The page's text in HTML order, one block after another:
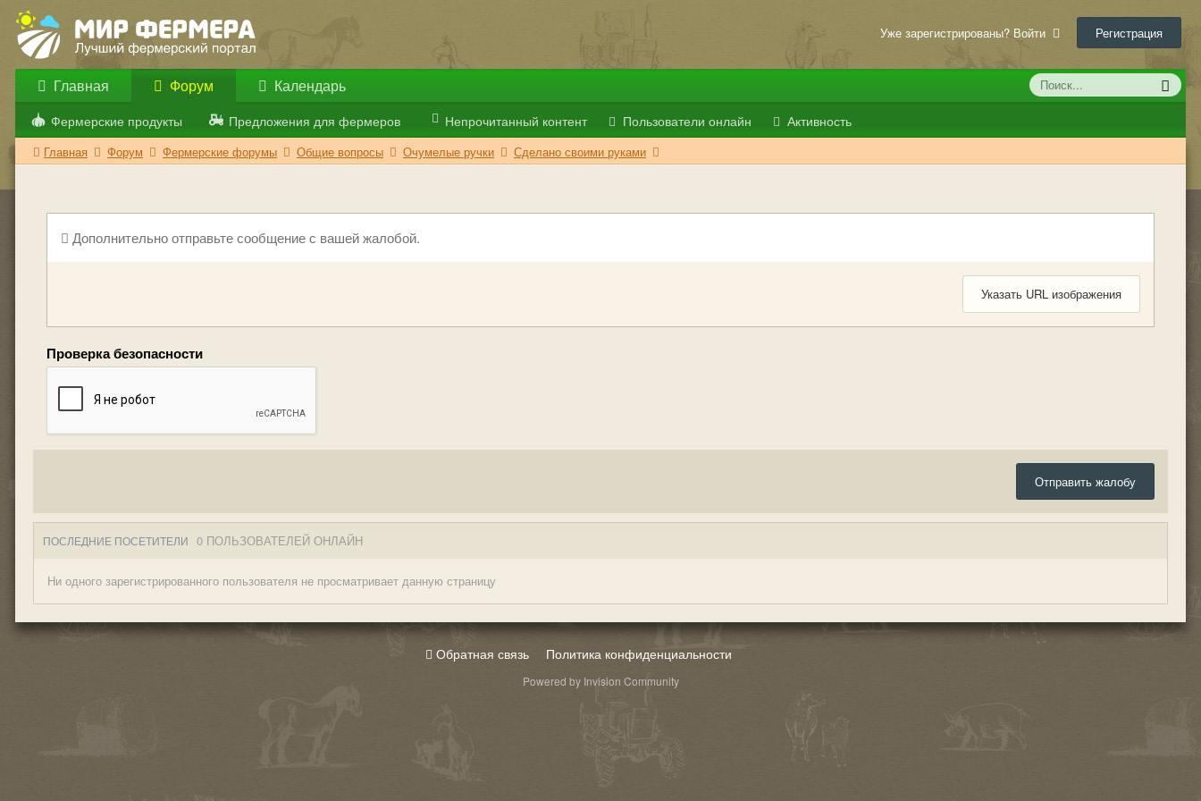
Уже зарегистрированы? Войти Регистрация
Главная Форум
Фермерские продукты Предложения для фермеров Непрочитанный контент Пользователи онлайн Активность
Календарь
Главная Форум Фермерские форумы Общие вопросы Очумелые ручки Сделано своими руками
Дополнительно отправьте сообщение с вашей жалобой.
Указать URL изображения
Проверка безопасности
Отправить жалобу
ПОСЛЕДНИЕ ПОСЕТИТЕЛИ 0 ПОЛЬЗОВАТЕЛЕЙ ОНЛАЙН
Ни одного зарегистрированного пользователя не просматривает данную страницу
Обратная связь Политика конфиденциальности
Powered by Invision Community